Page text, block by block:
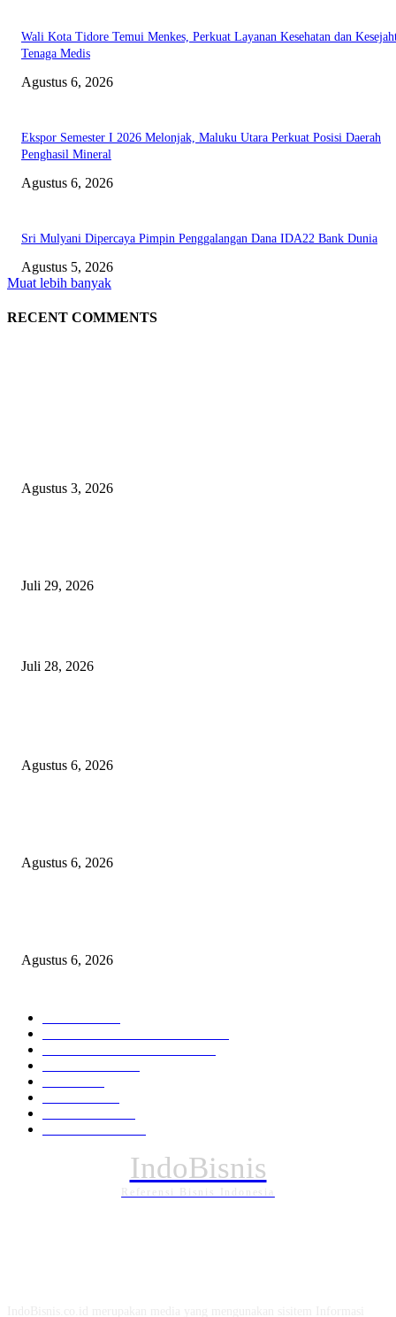
Wali Kota Tidore Temui Menkes, Perkuat Layanan Kesehatan dan
Tenaga Medis
Agustus 6, 2026
Ekspor Semester I 2026 Melonjak, Maluku Utara Perkuat Posisi Daerah
Penghasil Mineral
Agustus 6, 2026
Sri Mulyani Dipercaya Pimpin Penggalangan Dana IDA22 Bank Dunia
Agustus 5, 2026
Muat lebih banyak
RECENT COMMENTS
Agustus 3, 2026
Juli 29, 2026
Juli 28, 2026
Agustus 6, 2026
Agustus 6, 2026
Agustus 6, 2026
IndoBisnis
Referensi Bisnis Indonesia